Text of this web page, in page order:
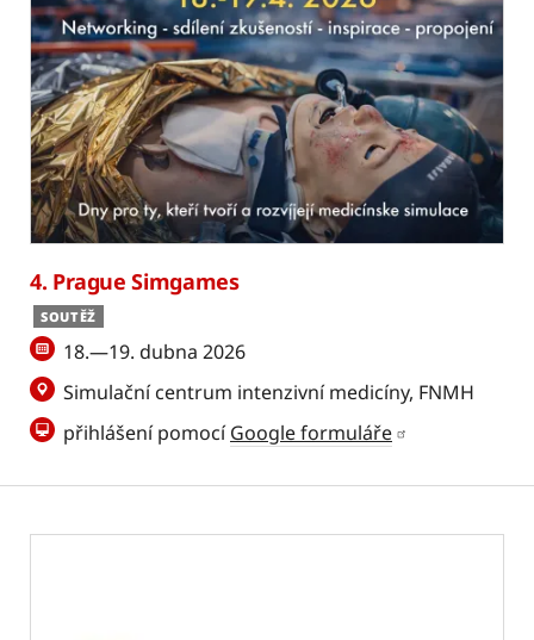
4. Prague Simgames
SOUTĚŽ
18.—19. dubna 2026
Simulační centrum intenzivní medicíny, FNMH
přihlášení pomocíGoogle formuláře